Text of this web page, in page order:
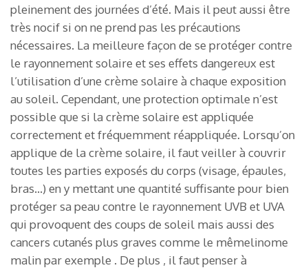
pleinement des journées d’été. Mais il peut aussi être
très nocif si on ne prend pas les précautions
nécessaires. La meilleure façon de se protéger contre
le rayonnement solaire et ses effets dangereux est
l’utilisation d’une crème solaire à chaque exposition
au soleil. Cependant, une protection optimale n’est
possible que si la crème solaire est appliquée
correctement et fréquemment réappliquée. Lorsqu’on
applique de la crème solaire, il faut veiller à couvrir
toutes les parties exposés du corps (visage, épaules,
bras…) en y mettant une quantité suffisante pour bien
protéger sa peau contre le rayonnement UVB et UVA
qui provoquent des coups de soleil mais aussi des
cancers cutanés plus graves comme le mêmelinome
malin par exemple . De plus , il faut penser à